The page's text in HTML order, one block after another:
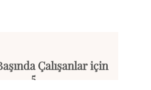
Çalışanlar için
5...